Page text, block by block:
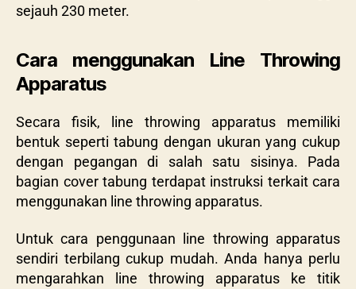
sejauh 230 meter.
Cara menggunakan Line Throwing
Apparatus
Secara fisik, line throwing apparatus memiliki
bentuk seperti tabung dengan ukuran yang cukup
dengan pegangan di salah satu sisinya. Pada
bagian cover tabung terdapat instruksi terkait cara
menggunakan line throwing apparatus.
Untuk cara penggunaan line throwing apparatus
sendiri terbilang cukup mudah. Anda hanya perlu
mengarahkan line throwing apparatus ke titik